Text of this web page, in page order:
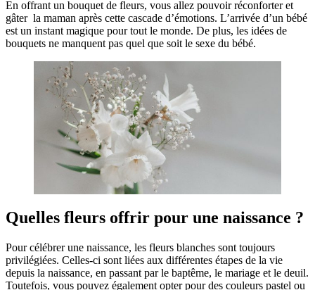
En offrant un bouquet de fleurs, vous allez pouvoir réconforter et
gâter la maman après cette cascade d’émotions. L’arrivée d’un bébé
est un instant magique pour tout le monde. De plus, les idées de
bouquets ne manquent pas quel que soit le sexe du bébé.
Quelles fleurs offrir pour une naissance ?
Pour célébrer une naissance, les fleurs blanches sont toujours
privilégiées. Celles-ci sont liées aux différentes étapes de la vie
depuis la naissance, en passant par le baptême, le mariage et le deuil.
Toutefois, vous pouvez également opter pour des couleurs pastel ou